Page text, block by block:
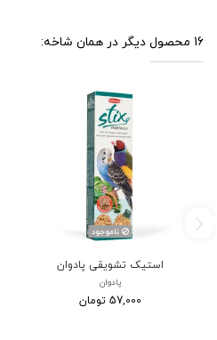
16 محصول دیگر در همان شاخه:
ناموجود
استیک تشویقی پادوان
پادوان
57,000 تومان